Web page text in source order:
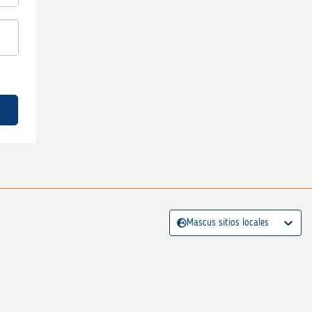
Mascus sitios locales